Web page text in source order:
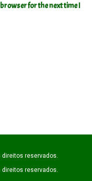
for the next time I
direitos reservados.
direitos reservados.